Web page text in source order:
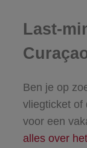
Last-
Ben je op
vliegticket of
voor een
alles over